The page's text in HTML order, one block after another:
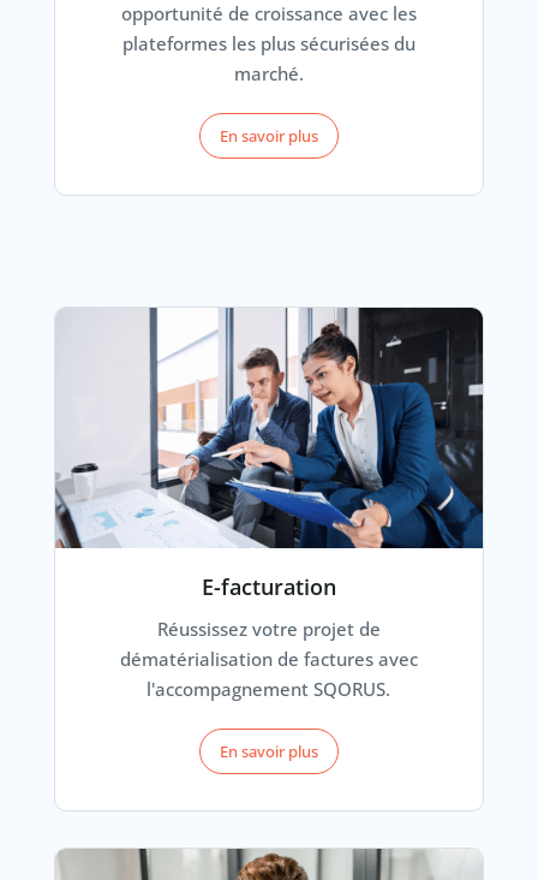
opportunité de croissance avec les
plateformes les plus sécurisées du
marché.
En savoir plus
E-facturation
Réussissez votre projet de
dématérialisation de factures avec
l'accompagnement SQORUS.
En savoir plus